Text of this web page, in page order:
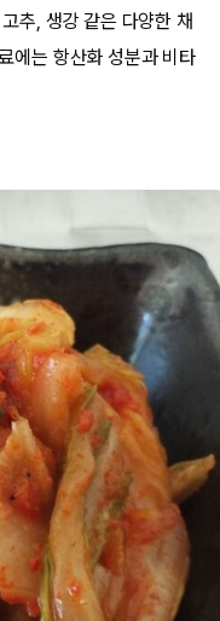
추, 생강 같은 다양한 채
에는 항산화 성분과 비타